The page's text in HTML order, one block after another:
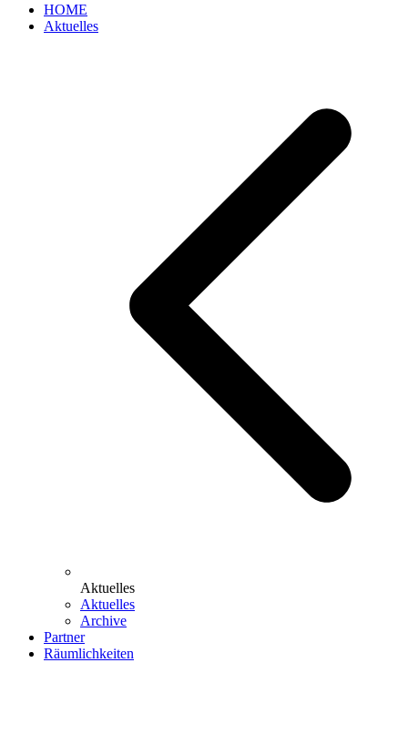
HOME
Aktuelles
Aktuelles
Aktuelles
Archive
Partner
Räumlichkeiten